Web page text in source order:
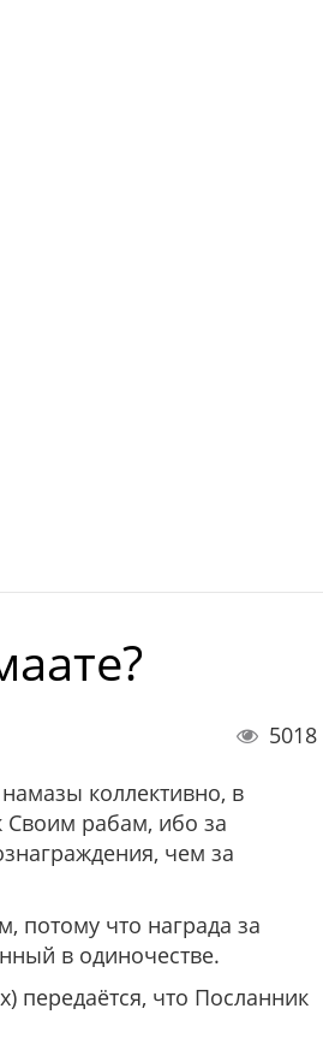
5018
коллективно, в
Своим рабам, ибо за
чем за
потому что награда за
в одиночестве.
передаётся, что Посланник